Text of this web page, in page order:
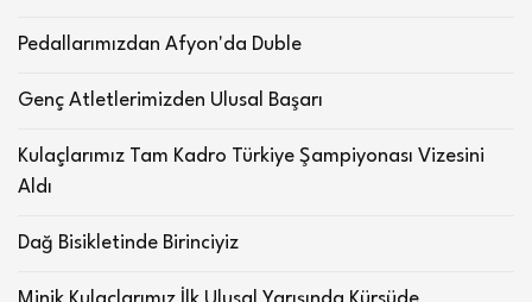
Pedallarımızdan Afyon'da Duble
Genç Atletlerimizden Ulusal Başarı
Kulaçlarımız Tam Kadro Türkiye Şampiyonası Vizesini
Aldı
Dağ Bisikletinde Birinciyiz